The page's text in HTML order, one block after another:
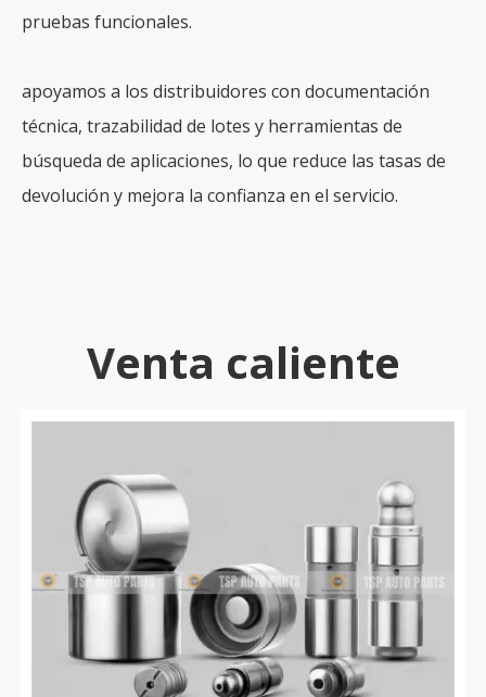
pruebas funcionales.
apoyamos a los distribuidores con documentación
técnica, trazabilidad de lotes y herramientas de
búsqueda de aplicaciones, lo que reduce las tasas de
devolución y mejora la confianza en el servicio.
Venta caliente